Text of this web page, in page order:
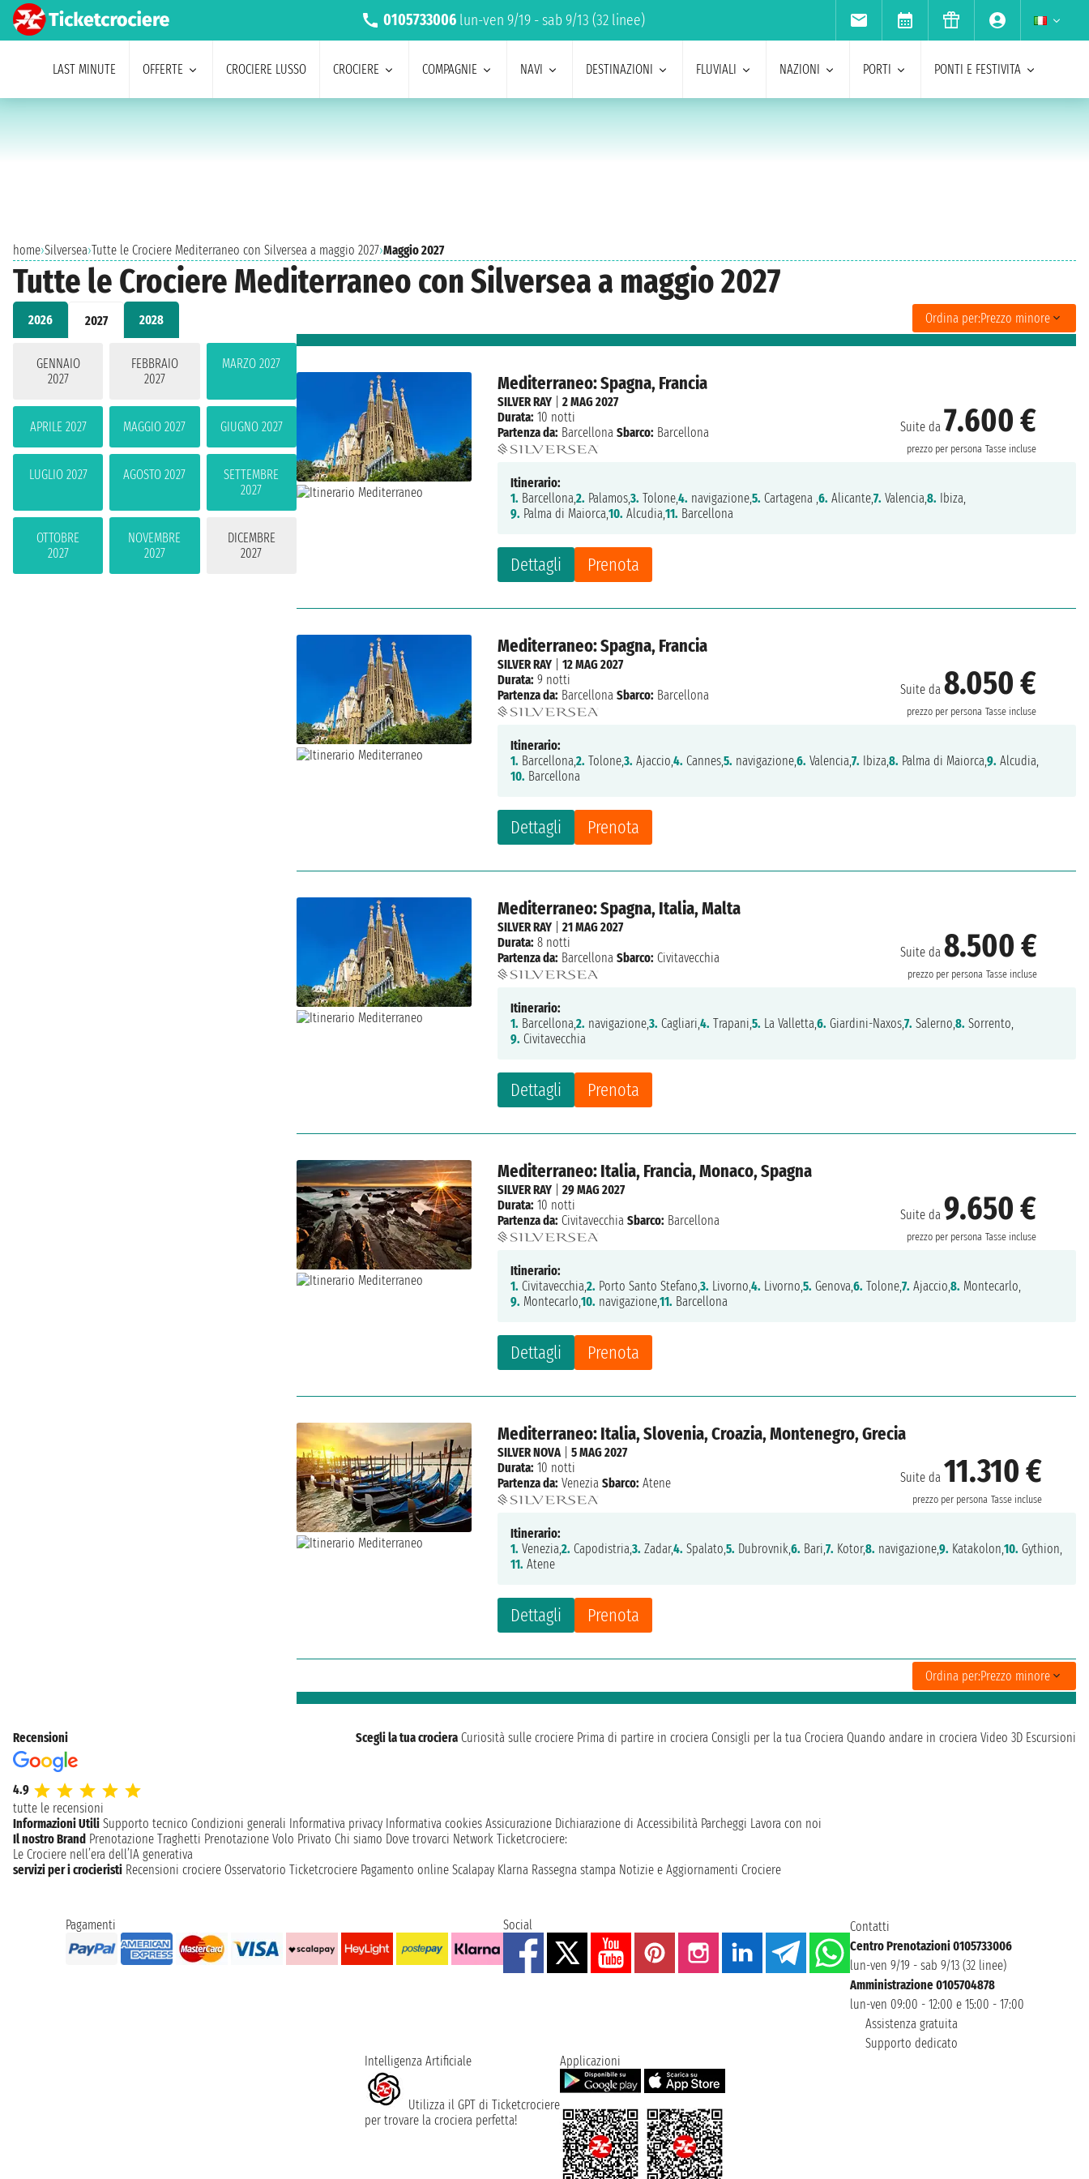
0105733006 lun-ven 9/19 - sab 9/13 (32 linee)
LAST MINUTE OFFERTE CROCIERE LUSSO CROCIERE COMPAGNIE NAVI DESTINAZIONI FLUVIALI NAZIONI PORTI PONTI E FESTIVITA
home›Silversea›Tutte le Crociere Mediterraneo con Silversea a maggio 2027›Maggio 2027
Tutte le Crociere Mediterraneo con Silversea a maggio 2027
2026 2027 2028
GENNAIO
2027
FEBBRAIO
2027
MARZO 2027
APRILE 2027 MAGGIO 2027 GIUGNO 2027
LUGLIO 2027 AGOSTO 2027
SETTEMBRE
2027
OTTOBRE
2027
NOVEMBRE
2027
DICEMBRE
2027
Ordina per:Prezzo minore
Mediterraneo: Spagna, Francia
Suite da 7.600 €
prezzo per persona Tasse incluse
Dettagli Prenota
SILVER RAY |2 MAG 2027
Durata: 10 notti
Partenza da: Barcellona Sbarco: Barcellona
Itinerario:
1. Barcellona,2. Palamos,3. Tolone,4. navigazione,5. Cartagena ,6. Alicante,7. Valencia,8. Ibiza,
9. Palma di Maiorca,10. Alcudia,11. Barcellona
Mediterraneo: Spagna, Francia
Suite da8.050 €
prezzo per persona Tasse incluse
Dettagli Prenota
SILVER RAY |12 MAG 2027
Durata: 9 notti
Partenza da: Barcellona Sbarco: Barcellona
Itinerario:
1. Barcellona,2. Tolone,3. Ajaccio,4. Cannes,5. navigazione,6. Valencia,7. Ibiza,8. Palma di Maiorca,9. Alcudia,
10. Barcellona
Mediterraneo: Spagna, Italia, Malta
Suite da8.500 €
prezzo per persona Tasse incluse
Dettagli Prenota
SILVER RAY |21 MAG 2027
Durata: 8 notti
Partenza da: Barcellona Sbarco: Civitavecchia
Itinerario:
1. Barcellona,2. navigazione,3. Cagliari,4. Trapani,5. La Valletta,6. Giardini-Naxos,7. Salerno,8. Sorrento,
9. Civitavecchia
Mediterraneo: Italia, Francia, Monaco, Spagna
Suite da 9.650 €
prezzo per persona Tasse incluse
Dettagli Prenota
SILVER RAY |29 MAG 2027
Durata: 10 notti
Partenza da: Civitavecchia Sbarco: Barcellona
Itinerario:
1. Civitavecchia,2. Porto Santo Stefano,3. Livorno,4. Livorno,5. Genova,6. Tolone,7. Ajaccio,8. Montecarlo,
9. Montecarlo,10. navigazione,11. Barcellona
Mediterraneo: Italia, Slovenia, Croazia, Montenegro, Grecia
Suite da 11.310 €
prezzo per persona Tasse incluse
Dettagli Prenota
SILVER NOVA|5 MAG 2027
Durata: 10 notti
Partenza da: Venezia Sbarco: Atene
Itinerario:
1. Venezia,2. Capodistria,3. Zadar,4. Spalato,5. Dubrovnik,6. Bari,7. Kotor,8. navigazione,9. Katakolon,10. Gythion,
11. Atene
Ordina per:Prezzo minore
Recensioni
4.9
tutte le recensioni
Scegli la tua crociera Curiosità sulle crociere Prima di partire in crociera Consigli per la tua Crociera Quando andare in crociera Video 3D Escursioni
Informazioni Utili Supporto tecnico Condizioni generali Informativa privacy Informativa cookies Assicurazione Dichiarazione di Accessibilità Parcheggi Lavora con noi
Il nostro Brand Prenotazione Traghetti Prenotazione Volo Privato Chi siamo Dove trovarci Network Ticketcrociere:
Le Crociere nell’era dell’IA generativa
servizi per i crocieristi Recensioni crociere Osservatorio Ticketcrociere Pagamento online Scalapay Klarna Rassegna stampa Notizie e Aggiornamenti Crociere
Pagamenti Social
Contatti
Centro Prenotazioni 0105733006
lun-ven 9/19 - sab 9/13 (32 linee)
Amministrazione 0105704878
lun-ven 09:00 - 12:00 e 15:00 - 17:00
Assistenza gratuita
Supporto dedicato
Intelligenza Artificiale
Utilizza il GPT di Ticketcrociere
per trovare la crociera perfetta!
Applicazioni